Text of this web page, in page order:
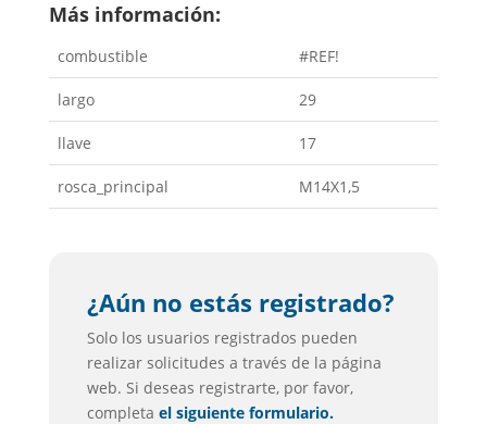
Más información:
combustible #REF!
largo 29
llave 17
rosca_principal M14X1,5
¿Aún no estás registrado?
Solo los usuarios registrados pueden
realizar solicitudes a través de la página
web. Si deseas registrarte, por favor,
completa el siguiente formulario.